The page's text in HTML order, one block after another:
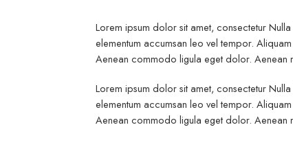
Lorem ipsum dolor sit amet, consectetur
elementum accumsan leo vel tempor.
Aenean commodo ligula eget dolor. Aenean
Lorem ipsum dolor sit amet, consectetur
elementum accumsan leo vel tempor.
Aenean commodo ligula eget dolor. Aenean